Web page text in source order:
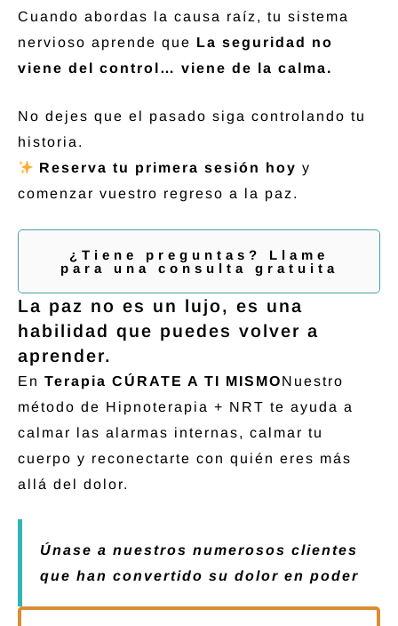
Cuando abordas la causa raíz, tu sistema
nervioso aprende que La seguridad no
viene del control… viene de la calma.
No dejes que el pasado siga controlando tu
historia.
Reserva tu primera sesión hoy y
comenzar vuestro regreso a la paz.
¿Tiene preguntas? Llame
para una consulta gratuita
La paz no es un lujo, es una
habilidad que puedes volver a
aprender.
En Terapia CÚRATE A TI MISMONuestro
método de Hipnoterapia + NRT te ayuda a
calmar las alarmas internas, calmar tu
cuerpo y reconectarte con quién eres más
allá del dolor.
Únase a nuestros numerosos clientes
que han convertido su dolor en poder